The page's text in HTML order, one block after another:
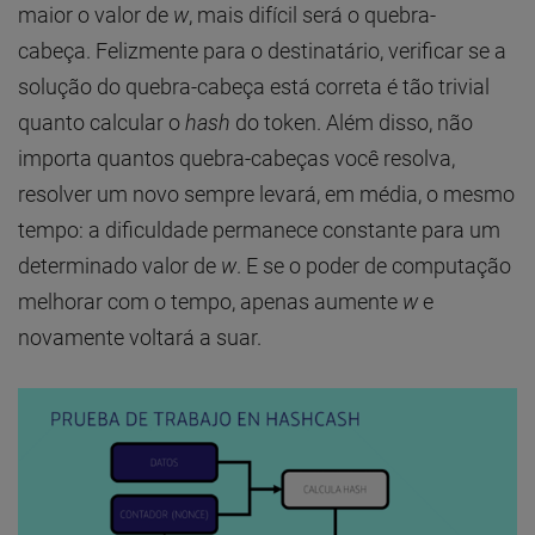
maior o valor de w, mais difícil será o quebra-
cabeça. Felizmente para o destinatário, verificar se a
solução do quebra-cabeça está correta é tão trivial
quanto calcular ohash do token. Além disso, não
importa quantos quebra-cabeças você resolva,
resolver um novo sempre levará, em média, o mesmo
tempo: a dificuldade permanece constante para um
determinado valor de w . E se o poder de computação
melhorar com o tempo, apenas aumente w e
novamente voltará a suar.